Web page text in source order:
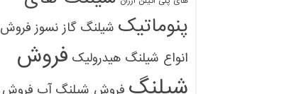
پنوماتیک شیلنگ گاز نسوز فروش
انواع شیلنگ هیدرولیک فروش
فروش شیلنگ آب فروش